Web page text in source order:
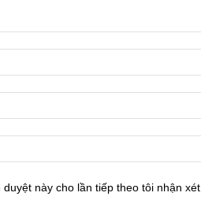
này cho lần tiếp theo tôi nhận xét.